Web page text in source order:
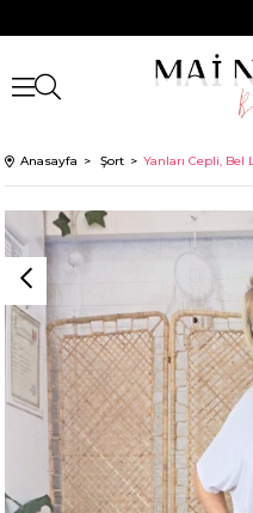
Anasayfa Şort Yanları Cepli, Bel